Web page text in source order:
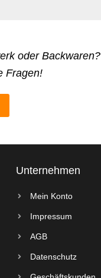
oder Backwaren?
Fragen!
Unternehmen
Mein Konto
Impressum
AGB
Datenschutz